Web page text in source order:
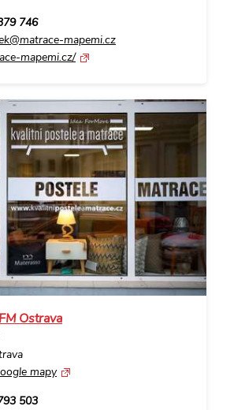
746
mapemi.cz
mapemi.cz/
Ostrava
mapy
503